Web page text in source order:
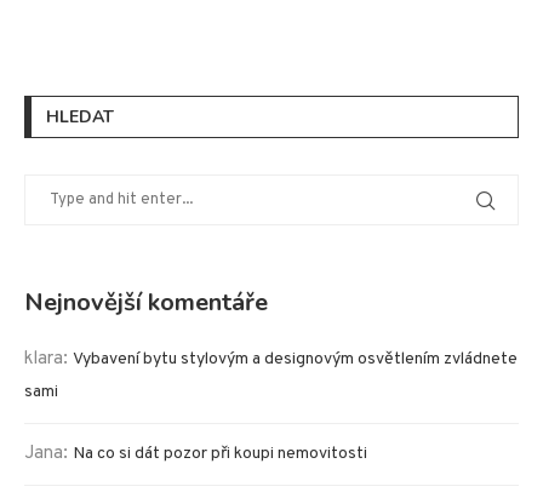
HLEDAT
Nejnovější komentáře
klara: Vybavení bytu stylovým a designovým osvětlením zvládnete
sami
Jana: Na co si dát pozor při koupi nemovitosti